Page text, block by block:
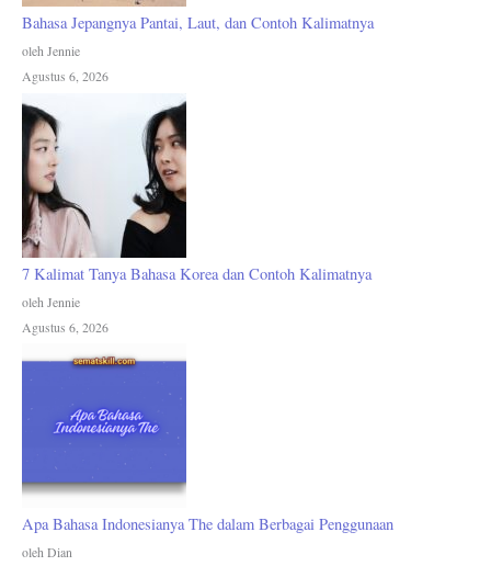
Bahasa Jepangnya Pantai, Laut, dan Contoh Kalimatnya
oleh Jennie
Agustus 6, 2026
7 Kalimat Tanya Bahasa Korea dan Contoh Kalimatnya
oleh Jennie
Agustus 6, 2026
Apa Bahasa Indonesianya The dalam Berbagai Penggunaan
oleh Dian